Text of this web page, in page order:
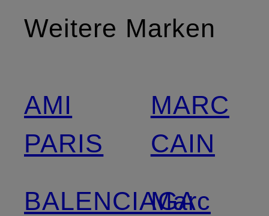
Weitere Marken
AMI
PARIS
BALENCIAGA
MARC
CAIN
Marc